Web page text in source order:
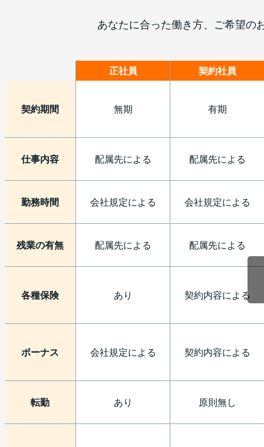
あなたに合った働き方、ご希望の
正社員 契約社員
契約期間 無期 有期
仕事内容 配属先による 配属先による
勤務時間 会社規定による 会社規定による
残業の有無 配属先による 配属先による
各種保険 あり 契約内容による
ボーナス 会社規定による 契約内容による
転勤 あり 原則無し